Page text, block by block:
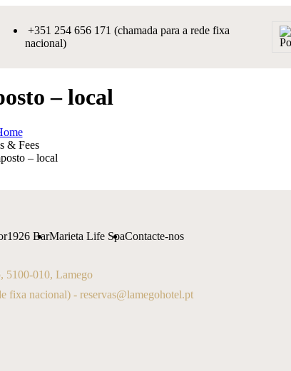
+351 254 656 171 (chamada para a rede fixa
nacional)
– local
& Fees
– local
1926 BarMarieta Life SpaContacte-nos
5100-010, Lamego
fixa nacional) - reservas@lamegohotel.pt